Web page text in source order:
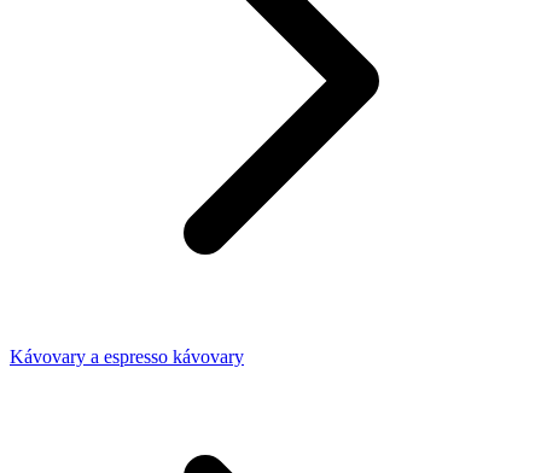
Kávovary a espresso kávovary